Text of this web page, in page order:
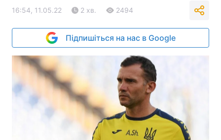
16:54, 11.05.22 2 хв. 2494
Підпишіться на нас в Google